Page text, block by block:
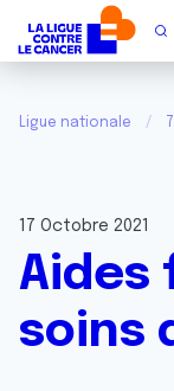
Ligue nationale
17 Octobre 2021
Aides
soins